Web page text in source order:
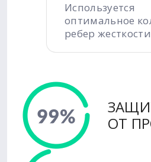
Используется
оптимальное
ребер жесткости
ОТ